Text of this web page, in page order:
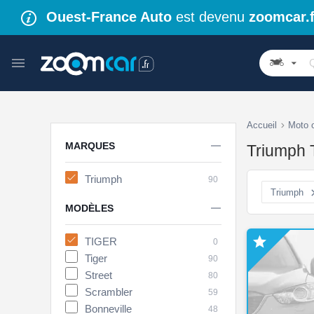
Ouest-France Auto est devenu
Accueil Moto
Triumph
Triumph

MARQUES 
Triumph 90
MODÈLES 
TIGER 0
Tiger 90
Street 80
Scrambler 59
Bonneville 48